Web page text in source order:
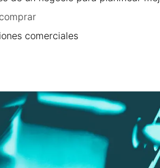
comerciales